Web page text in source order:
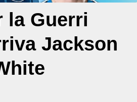
la Guerri
Jackson